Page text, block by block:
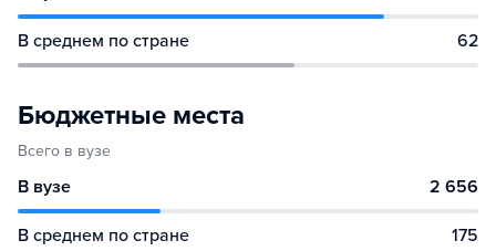
В среднем по стране 62
Бюджетные места
Всего в вузе
В вузе 2 656
В среднем по стране 175